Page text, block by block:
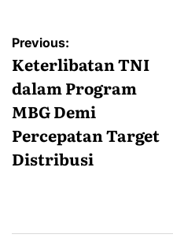
Navigasi
pos
Previous:
Keterlibatan TNI
dalam Program
MBG Demi
Percepatan Target
Distribusi